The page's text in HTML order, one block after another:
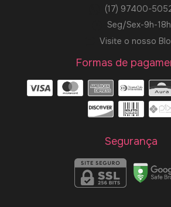
(17) 97400-
Seg/Sex-9h-18h
Visite o nosso
Formas de
Segurança